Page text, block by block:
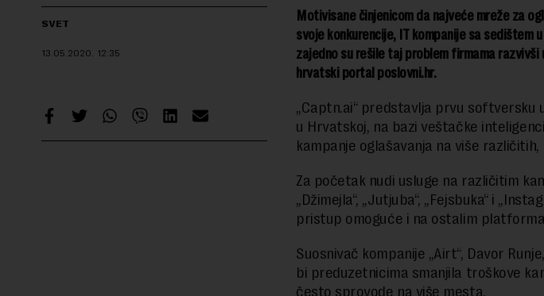
SVET
13.05.2020. 12:35
Motivisane činjenicom da najveće mreže za
svoje konkurencije, IT kompanije sa sedištem
zajedno su rešile taj problem firmama razvivši
hrvatski portal poslovni.hr.
„Captn.ai“ predstavlja prvu softversku
u Hrvatskoj, na bazi veštačke
kampanje oglašavanja na više
Za početak nudi usluge na različitim
„Džimejla“, „Jutjuba“, „Fejsbuka“ i
pristup omoguće i na ostalim
Suosnivač kompanije „Airt“, Davor
bi preduzetnicima smanjila troškove
često sprovode na više mesta.